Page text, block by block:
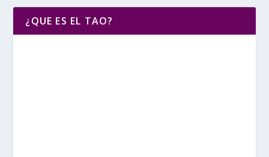
¿QUE ES EL TAO?